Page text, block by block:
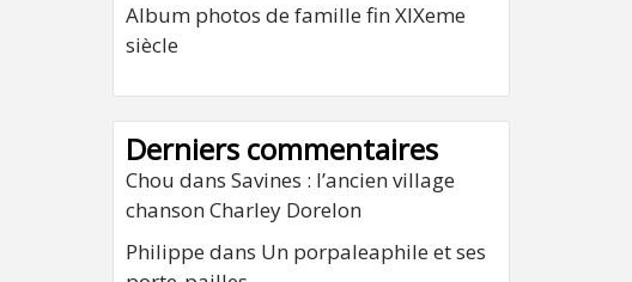
Album photos de famille fin XIXeme
siècle
Derniers commentaires
Chou dans Savines : l’ancien village
chanson Charley Dorelon
Philippe dans Un porpaleaphile et ses